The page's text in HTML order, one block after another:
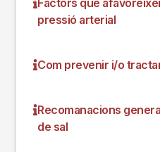
Factors que
pressió arterial
Com prevenir i/o
Recomanacions
de sal